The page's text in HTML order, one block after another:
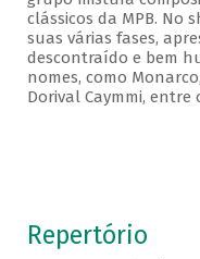
clássicos da MPB. No
suas várias fases,
descontraído e bem
nomes, como
Dorival Caymmi, entre
Repertório